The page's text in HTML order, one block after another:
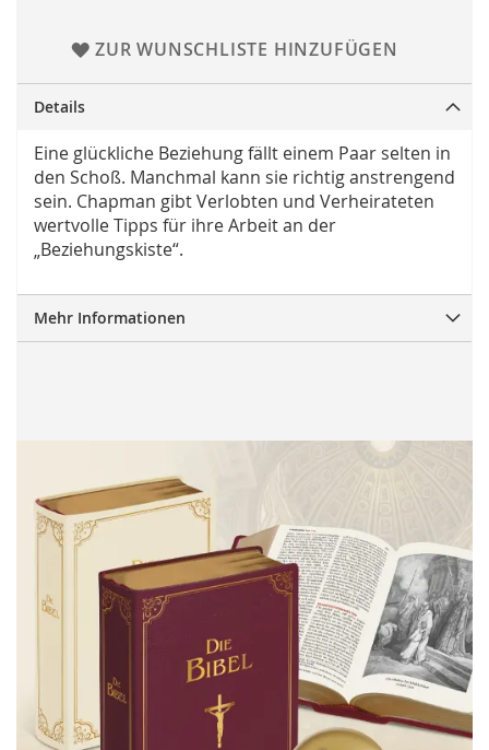
ZUR WUNSCHLISTE HINZUFÜGEN
Details
Eine glückliche Beziehung fällt einem Paar selten in
den Schoß. Manchmal kann sie richtig anstrengend
sein. Chapman gibt Verlobten und Verheirateten
wertvolle Tipps für ihre Arbeit an der
„Beziehungskiste“.
Mehr Informationen